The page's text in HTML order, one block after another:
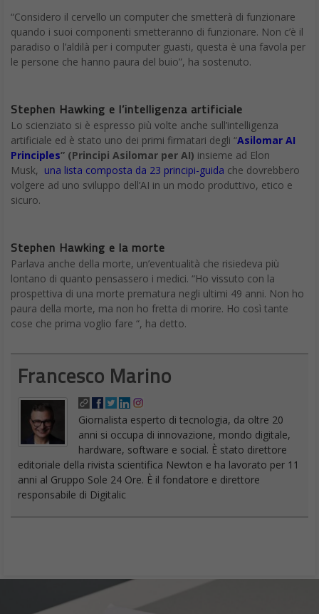
“Considero il cervello un computer che smetterà di funzionare
quando i suoi componenti smetteranno di funzionare. Non c’è il
paradiso o l’aldilà per i computer guasti, questa è una favola per
le persone che hanno paura del buio”, ha sostenuto.
Stephen Hawking e l’intelligenza artificiale
Lo scienziato si è espresso più volte anche sull’intelligenza
artificiale ed è stato uno dei primi firmatari degli “Asilomar AI
Principles” (Principi Asilomar per AI) insieme ad Elon
Musk, una lista composta da 23 principi-guida che dovrebbero
volgere ad uno sviluppo dell’AI in un modo produttivo, etico e
sicuro.
Stephen Hawking e la morte
Parlava anche della morte, un’eventualità che risiedeva più
lontano di quanto pensassero i medici. “Ho vissuto con la
prospettiva di una morte prematura negli ultimi 49 anni. Non ho
paura della morte, ma non ho fretta di morire. Ho così tante
cose che prima voglio fare “, ha detto.
Francesco Marino
Giornalista esperto di tecnologia, da oltre 20
anni si occupa di innovazione, mondo digitale,
hardware, software e social. È stato direttore
editoriale della rivista scientifica Newton e ha lavorato per 11
anni al Gruppo Sole 24 Ore. È il fondatore e direttore
responsabile di Digitalic